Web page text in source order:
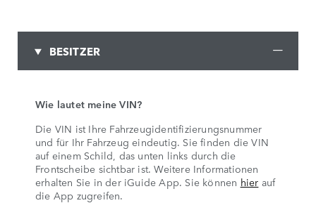
BESITZER
Wie lautet meine VIN?
Die VIN ist Ihre Fahrzeugidentifizierungsnummer
und für Ihr Fahrzeug eindeutig. Sie finden die VIN
auf einem Schild, das unten links durch die
Frontscheibe sichtbar ist. Weitere Informationen
erhalten Sie in der iGuide App. Sie können hier auf
die App zugreifen.